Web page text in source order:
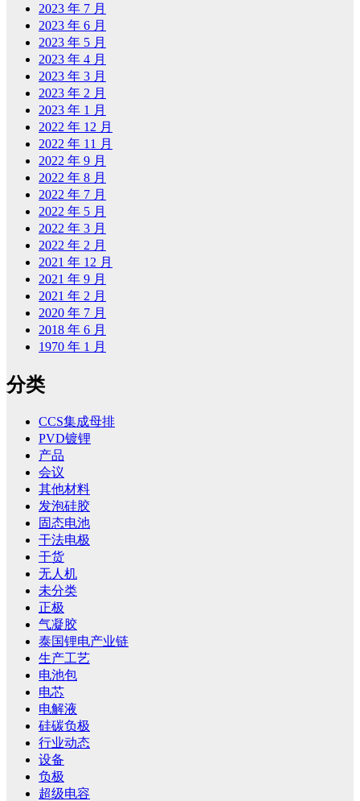
2023 年 7 月
2023 年 6 月
2023 年 5 月
2023 年 4 月
2023 年 3 月
2023 年 2 月
2023 年 1 月
2022 年 12 月
2022 年 11 月
2022 年 9 月
2022 年 8 月
2022 年 7 月
2022 年 5 月
2022 年 3 月
2022 年 2 月
2021 年 12 月
2021 年 9 月
2021 年 2 月
2020 年 7 月
2018 年 6 月
1970 年 1 月
分类
CCS集成母排
PVD镀锂
产品
会议
其他材料
发泡硅胶
固态电池
干法电极
干货
无人机
未分类
正极
气凝胶
泰国锂电产业链
生产工艺
电池包
电芯
电解液
硅碳负极
行业动态
设备
负极
超级电容